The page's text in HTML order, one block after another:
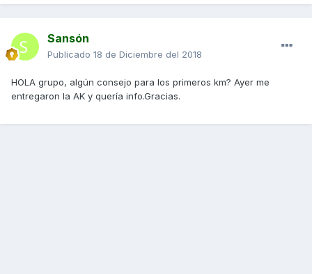
Sansón
Publicado 18 de Diciembre del 2018
HOLA grupo, algún consejo para los primeros km? Ayer me
entregaron la AK y quería info.Gracias.